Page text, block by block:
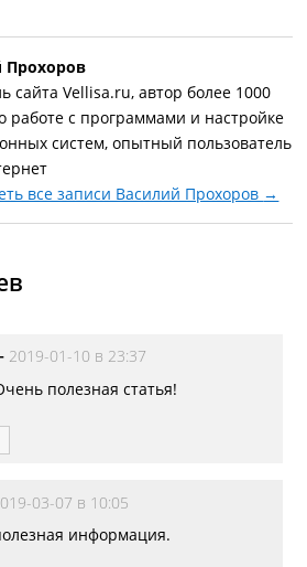
Прохоров
сайта Vellisa.ru, автор более 1000
работе с программами и настройке
систем, опытный пользователь
все записи Василий Прохоров →
- 2019-01-10 в 23:37
полезная статья!
03-07 в 10:05
информация.